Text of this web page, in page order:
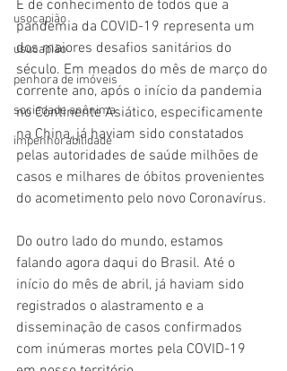
usocapião
usucapião
penhora de imóveis
sociedade anônima
impenhorabilidade
É de conhecimento de todos que a
pandemia da COVID-19 representa um
dos maiores desafios sanitários do
século. Em meados do mês de março do
corrente ano, após o início da pandemia
no Continente Asiático, especificamente
na China, já haviam sido constatados
pelas autoridades de saúde milhões de
casos e milhares de óbitos provenientes
do acometimento pelo novo Coronavírus.
Do outro lado do mundo, estamos
falando agora daqui do Brasil. Até o
início do mês de abril, já haviam sido
registrados o alastramento e a
disseminação de casos confirmados
com inúmeras mortes pela COVID-19